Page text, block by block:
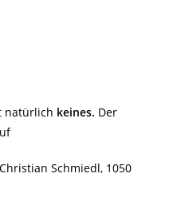
natürlich keines. Der
Schmiedl, 1050